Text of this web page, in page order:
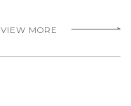
VIEW MORE